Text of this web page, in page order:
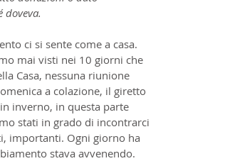
ci si sente come a casa.
mai visti nei 10 giorni che
Casa, nessuna riunione
a colazione, il giretto
inverno, in questa parte
stati in grado di incontrarci
importanti. Ogni giorno ha
stava avvenendo.